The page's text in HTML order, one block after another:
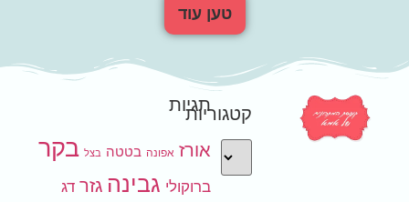
טען עוד
קטגוריות
תגיות
אורז אפונה בטטה בצל בקר
ברוקולי גבינה גזר דג